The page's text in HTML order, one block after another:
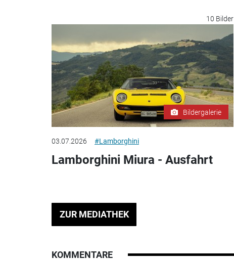
10 Bilder
Bildergalerie
03.07.2026 #Lamborghini
Lamborghini Miura - Ausfahrt
ZUR MEDIATHEK
KOMMENTARE